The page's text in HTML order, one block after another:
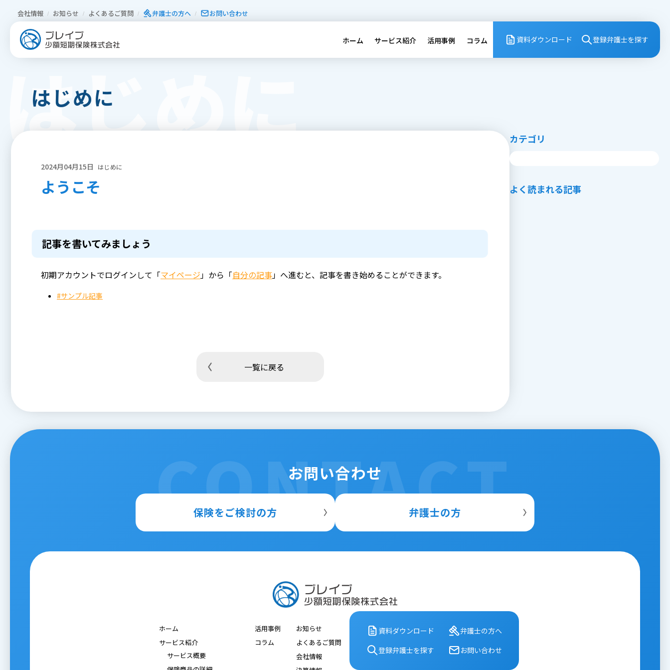
会社情報 お知らせ よくあるご質問 弁護⼠の⽅へ お問い合わせ
ホーム サービス紹介 活用事例 コラム 資料ダウンロード 登録弁護⼠を探す
はじめに
はじめに
2024月04月15日 はじめに
ようこそ
記事を書いてみましょう
初期アカウントでログインして「マイページ」から「自分の記事」へ進むと、記事を書き始めることができます。
#サンプル記事
一覧に戻る
カテゴリ
よく読まれる記事
CONTACT
お問い合わせ
保険をご検討の方 弁護士の方
ホーム
サービス紹介
サービス概要
活用事例
コラム
お知らせ
よくあるご質問
会社情報
資料ダウンロード
登録弁護⼠を探す
弁護⼠の⽅へ
お問い合わせ